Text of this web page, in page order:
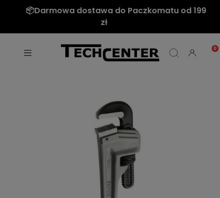
📦Darmowa dostawa do Paczkomatu od 199
zł